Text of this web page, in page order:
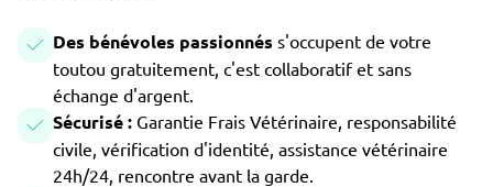
Des bénévoles passionnés s'occupent de votre
toutou gratuitement, c'est collaboratif et sans
échange d'argent.
Sécurisé : Garantie Frais Vétérinaire, responsabilité
civile, vérification d'identité, assistance vétérinaire
24h/24, rencontre avant la garde.